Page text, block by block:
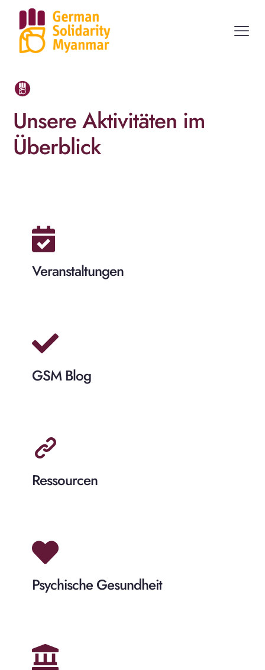
Unsere Aktivitäten im
Überblick
Veranstaltungen
GSM Blog
Ressourcen
Psychische Gesundheit